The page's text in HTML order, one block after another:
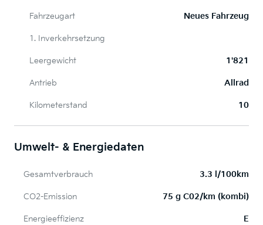
Fahrzeugart Neues Fahrzeug
1. Inverkehrsetzung
Leergewicht 1'821
Antrieb Allrad
Kilometerstand 10
Umwelt- & Energiedaten
Gesamtverbrauch 3.3 l/100km
CO2-Emission 75 g C02/km (kombi)
Energieeffizienz E